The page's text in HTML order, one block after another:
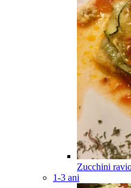
Zucchini
1-3 ani